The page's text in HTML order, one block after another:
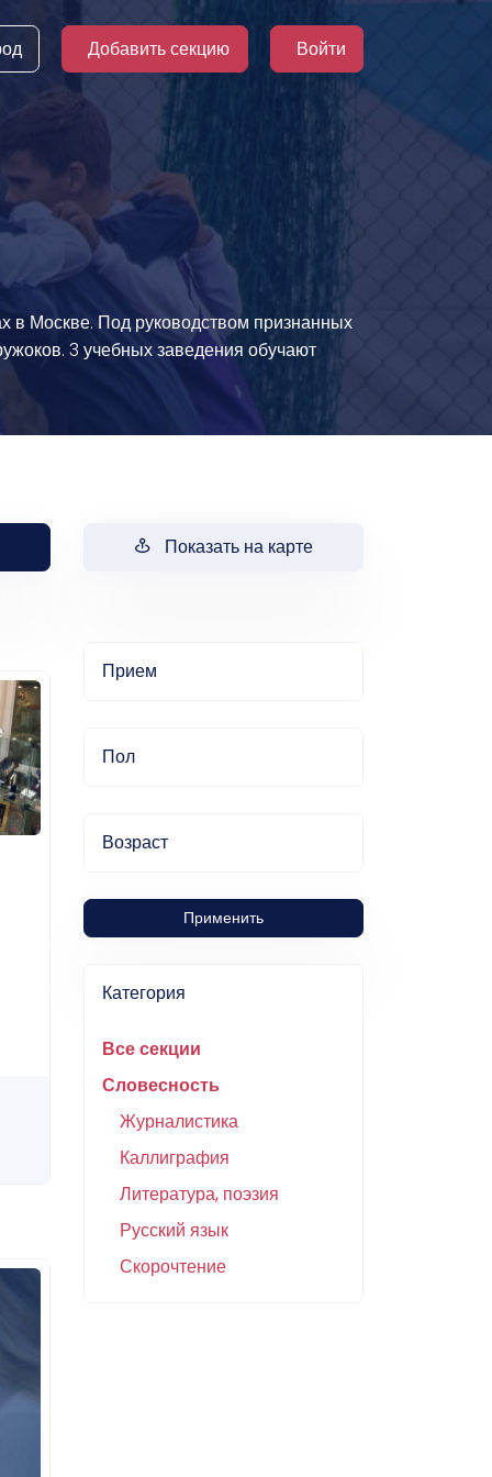
Добавить секцию Войти
в Москве. Под руководством признанных
3 учебных заведения обучают
Показать на карте
Прием
Пол
Возраст
Применить
Категория
Все секции
Словесность
Журналистика
Каллиграфия
Литература, поэзия
Русский язык
Скорочтение